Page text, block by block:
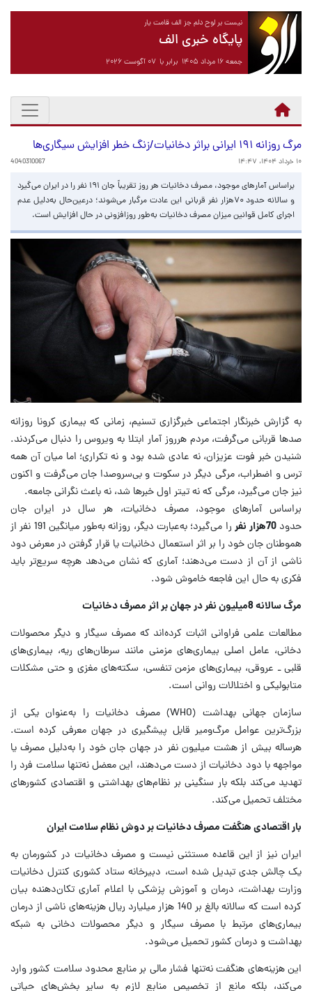
نیست بر لوح دلم جز الف قامت یار
پایگاه خبری الف
جمعه ۱۶ مرداد ۱۴۰۵ برابر با ۰۷ آگوست ۲۰۲۶
مرگ روزانه ۱۹۱ ایرانی براثر دخانیات/زنگ خطر افزایش سیگاری‌ها
۱۰ خرداد ۱۴۰۴، ۱۴:۴۷ 4040310067
براساس آمارهای موجود، مصرف دخانیات هر روز تقریباً جان ۱۹۱ نفر را در ایران می‌گیرد
و سالانه حدود ۷۰هزار نفر قربانی این عادت مرگبار می‌شوند؛ درعین‌حال به‌دلیل عدم
اجرای کامل قوانین میزان مصرف دخانیات به‌طور روزافزونی در حال افزایش است.
به گزارش خبرنگار اجتماعی خبرگزاری تسنیم، زمانی که بیماری کرونا روزانه
صدها قربانی می‌گرفت، مردم هرروز آمار ابتلا به ویروس را دنبال می‌کردند.
شنیدن خبر فوت عزیزان، نه عادی شده بود و نه تکراری؛ اما میان آن‌ همه
ترس و اضطراب، مرگی دیگر در سکوت و بی‌سروصدا جان می‌گرفت و اکنون
نیز جان می‌گیرد، مرگی که نه تیتر اول خبرها شد، نه باعث نگرانی جامعه.
براساس آمارهای موجود، مصرف دخانیات، هر سال در ایران جان
حدود70هزار نفر
را می‌گیرد؛ به‌عبارت دیگر، روزانه به‌طور میانگین 191 نفر از
هموطنان جان خود را بر اثر استعمال دخانیات یا قرار گرفتن در معرض دود
ناشی از آن از دست می‌دهند؛ آماری که نشان می‌دهد هرچه سریع‌تر باید
فکری به حال این فاجعه خاموش شود.
مرگ سالانه 8میلیون نفر در جهان بر اثر مصرف دخانیات
مطالعات علمی فراوانی اثبات کرده‌اند که مصرف سیگار و دیگر محصولات
دخانی، عامل اصلی بیماری‌های مزمنی مانند سرطان‌های ریه، بیماری‌های
قلبی ـ عروقی، بیماری‌های مزمن تنفسی، سکته‌های مغزی و حتی مشکلات
متابولیکی و اختلالات روانی است.
سازمان جهانی بهداشت (WHO) مصرف دخانیات را به‌عنوان یکی از
بزرگ‌ترین عوامل مرگ‌ومیر قابل پیشگیری در جهان معرفی کرده است.
هرساله بیش از هشت میلیون نفر در جهان جان خود را به‌دلیل مصرف یا
مواجهه با دود دخانیات از دست می‌دهند، این معضل نه‌تنها سلامت فرد را
تهدید می‌کند بلکه بار سنگینی بر نظام‌های بهداشتی و اقتصادی کشورهای
مختلف تحمیل می‌کند.
بار اقتصادی هنگفت مصرف دخانیات بر دوش نظام سلامت ایران
ایران نیز از این قاعده مستثنی نیست و مصرف دخانیات در کشورمان به
یک چالش جدی تبدیل شده است، دبیرخانه ستاد کشوری کنترل دخانیات
وزارت بهداشت، درمان و آموزش پزشکی با اعلام آماری تکان‌دهنده بیان
کرده است که سالانه بالغ بر 140 هزار میلیارد ریال هزینه‌های ناشی از درمان
بیماری‌های مرتبط با مصرف سیگار و دیگر محصولات دخانی به شبکه
بهداشت و درمان کشور تحمیل می‌شود.
این هزینه‌های هنگفت نه‌تنها فشار مالی بر منابع محدود سلامت کشور وارد
می‌کند، بلکه مانع از تخصیص منابع لازم به سایر بخش‌های حیاتی